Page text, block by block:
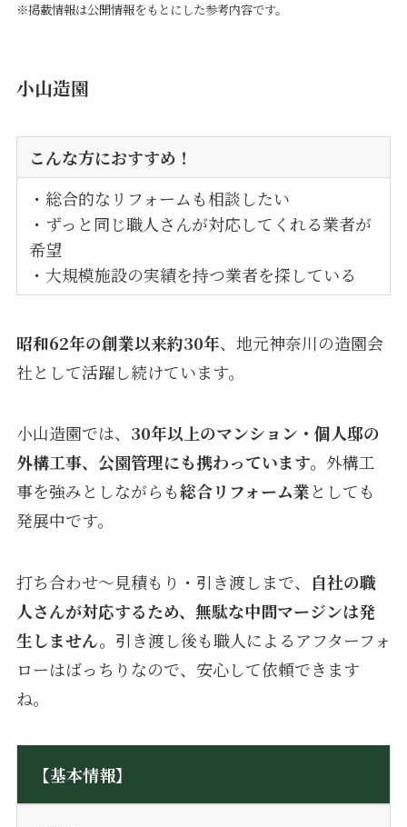
※掲載情報は公開情報をもとにした参考内容です。
小山造園
こんな方におすすめ！
・総合的なリフォームも相談したい
・ずっと同じ職人さんが対応してくれる業者が
希望
・大規模施設の実績を持つ業者を探している
昭和62年の創業以来約30年、地元神奈川の造園会
社として活躍し続けています。
小山造園では、 30年以上のマンション・個人邸の
外構工事、公園管理にも携わっています。 外構工
事を強みとしながらも総合リフォーム業としても
発展中です。
打ち合わせ～見積もり・引き渡しまで、
自社の職
人さんが対応するため、無駄な中間マージンは発
生しません。 引き渡し後も職人によるアフターフォ
ローはばっちりなので、安心して依頼できます
ね。
【基本情報】